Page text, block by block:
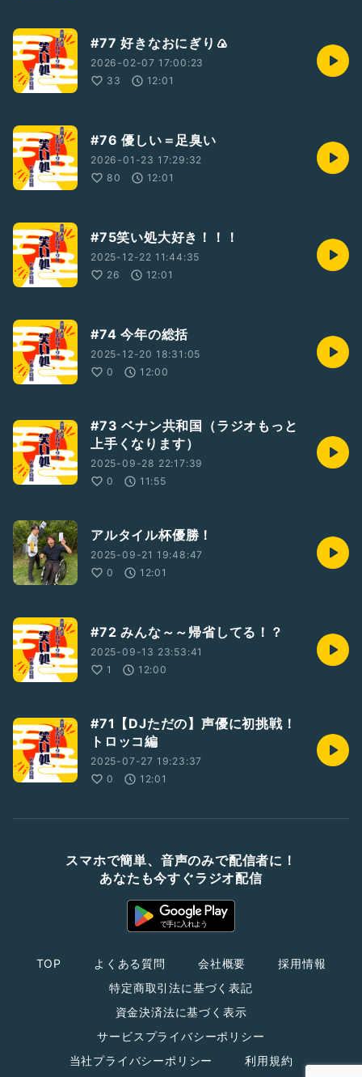
#77 好きなおにぎり🍙
2026-02-07 17:00:23
33
12:01
#76 優しい＝足臭い
2026-01-23 17:29:32
80
12:01
#75笑い処大好き！！！
2025-12-22 11:44:35
26
12:01
#74 今年の総括
2025-12-20 18:31:05
0
12:00
#73 ベナン共和国（ラジオもっと
上手くなります）
2025-09-28 22:17:39
0
11:55
アルタイル杯優勝！
2025-09-21 19:48:47
0
12:01
#72 みんな～～帰省してる！？
2025-09-13 23:53:41
1
12:00
#71【DJただの】声優に初挑戦！
トロッコ編
2025-07-27 19:23:37
0
12:01
スマホで簡単、音声のみで配信者に！
あなたも今すぐラジオ配信
TOP よくある質問 会社概要
採用情報
特定商取引法に基づく表記
資金決済法に基づく表示
サービスプライバシーポリシー
当社プライバシーポリシー
利用規約